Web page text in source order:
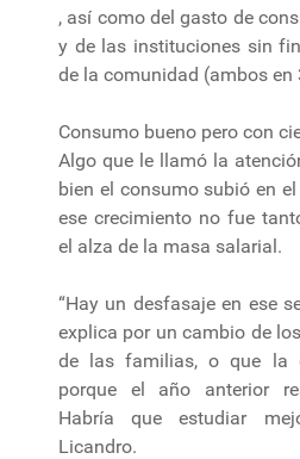
, así como del gasto de
y de las instituciones sin
de la comunidad (ambos en
Consumo bueno pero con
Algo que le llamó la
bien el consumo subió en
ese crecimiento no fue
el alza de la masa salarial.
“Hay un desfasaje en ese
explica por un cambio de
de las familias, o que la
porque el año anterior
Habría que estudiar
Licandro.